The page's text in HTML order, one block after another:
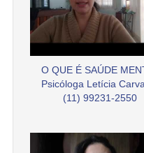
O QUE É SAÚDE
Psicóloga Letícia
(11) 99231-2550